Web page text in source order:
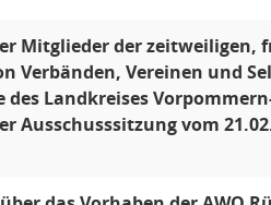
Mitglieder der zeitweiligen,
Verbänden, Vereinen und
des Landkreises
Ausschusssitzung vom